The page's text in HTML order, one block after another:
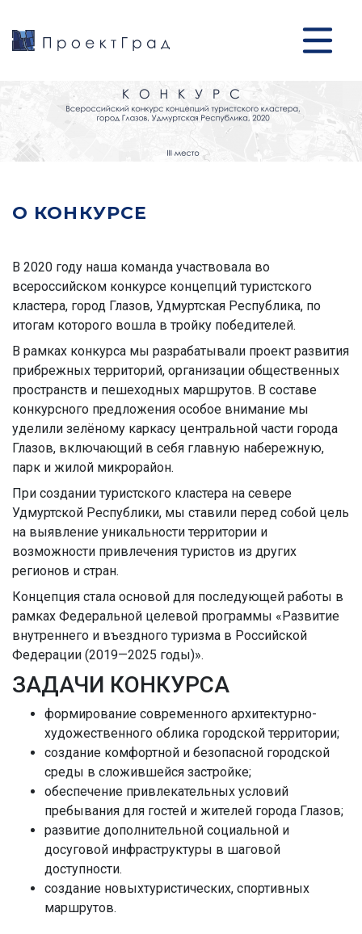
О КОНКУРСЕ
В 2020 году наша команда участвовала во
всероссийском конкурсе концепций туристского
кластера, город Глазов, Удмуртская Республика, по
итогам которого вошла в тройку победителей.
В рамках конкурса мы разрабатывали проект развития
прибрежных территорий, организации общественных
пространств и пешеходных маршрутов. В составе
конкурсного предложения особое внимание мы
уделили зелёному каркасу центральной части города
Глазов, включающий в себя главную набережную,
парк и жилой микрорайон.
При создании туристского кластера на севере
Удмуртской Республики, мы ставили перед собой цель
на выявление уникальности территории и
возможности привлечения туристов из других
регионов и стран.
Концепция стала основой для последующей работы в
рамках Федеральной целевой программы «Развитие
внутреннего и въездного туризма в Российской
Федерации (2019—2025 годы)».
ЗАДАЧИ КОНКУРСА
формирование современного архитектурно-
художественного облика городской территории;
создание комфортной и безопасной городской
среды в сложившейся застройке;
обеспечение привлекательных условий
пребывания для гостей и жителей города Глазов;
развитие дополнительной социальной и
досуговой инфраструктуры в шаговой
доступности.
создание новыхтуристических, спортивных
маршрутов.